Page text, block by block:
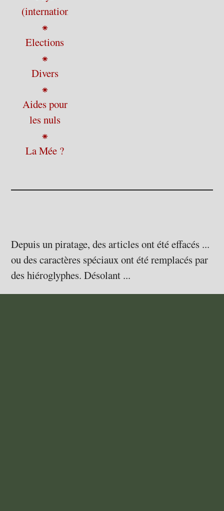
(international)
⁕
Elections
⁕
Divers
⁕
Aides pour
les nuls
⁕
La Mée ?
Depuis un piratage, des articles ont été effacés ...
ou des caractères spéciaux ont été remplacés par
des hiéroglyphes. Désolant ...